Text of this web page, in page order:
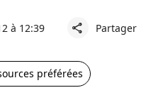
à 12:39 share Partager
préférées